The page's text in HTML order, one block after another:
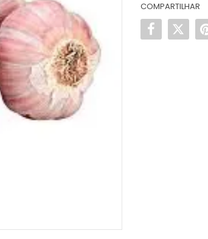
COMPARTILHAR